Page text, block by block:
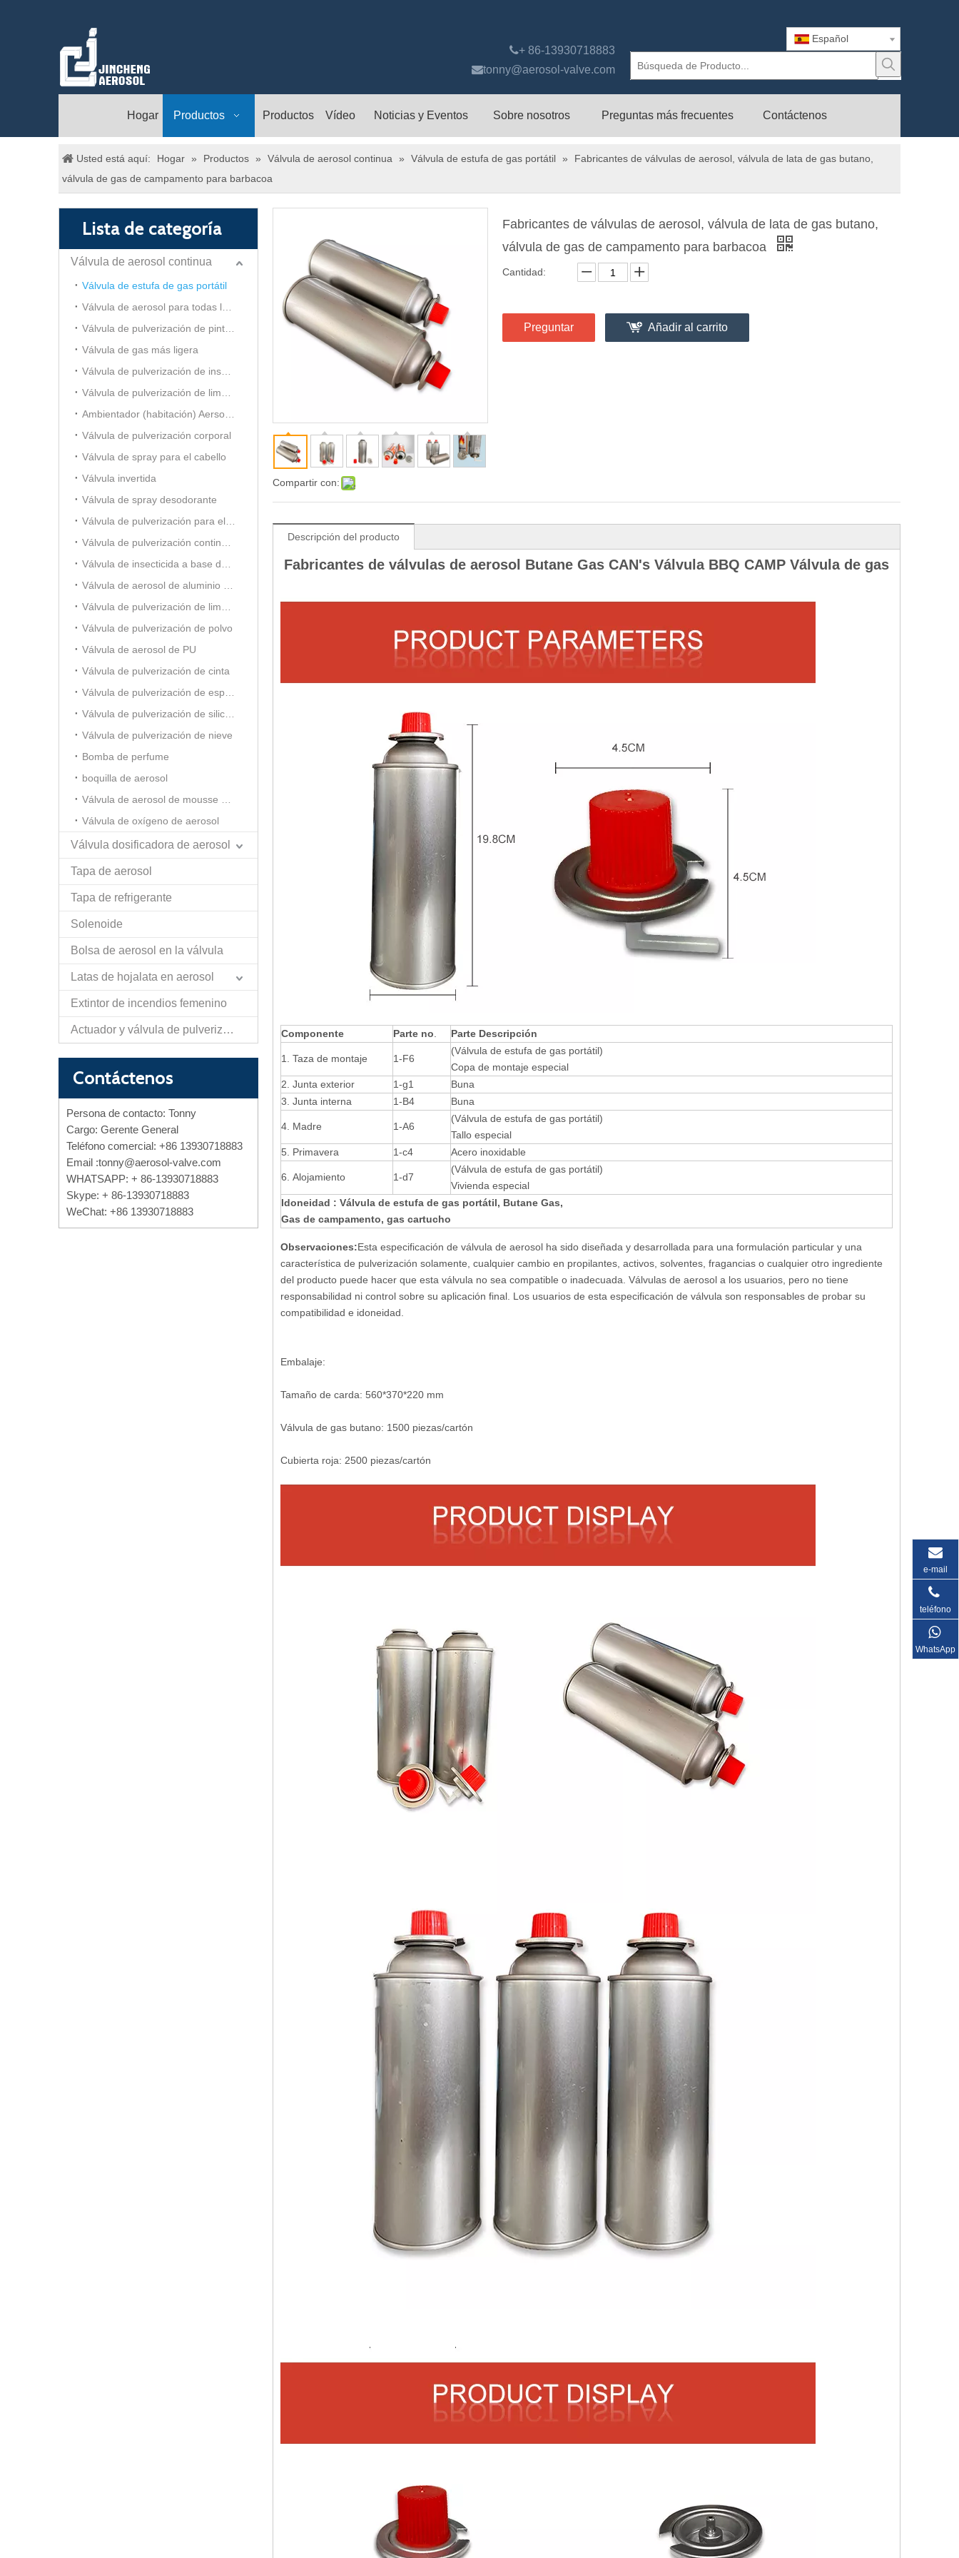
+ 86-13930718883
tonny@aerosol-valve.com
Español
Hogar Productos Productos Vídeo Noticias y Eventos Sobre nosotros Preguntas más frecuentes Contáctenos
Usted está aquí: Hogar » Productos » Válvula de aerosol continua » Válvula de estufa de gas portátil »
Fabricantes de válvulas de aerosol, válvula de lata de gas butano,
válvula de gas de campamento para barbacoa
Lista de categoría
Válvula de aerosol continua
Válvula de estufa de gas portátil
Válvula de gas más ligera
Válvula de pulverización corporal
Válvula de spray para el cabello
Válvula invertida
Válvula de spray desodorante
Válvula de pulverización de polvo
Válvula de aerosol de PU
Válvula de pulverización de cinta
Válvula de pulverización de nieve
Bomba de perfume
boquilla de aerosol
Válvula de oxígeno de aerosol
Válvula dosificadora de aerosol
Tapa de aerosol
Tapa de refrigerante
Solenoide
Bolsa de aerosol en la válvula
Latas de hojalata en aerosol
Extintor de incendios femenino
Actuador y válvula de pulverización de papel de autodefensa
Contáctenos
Persona de contacto: Tonny
Cargo: Gerente General
Teléfono comercial: +86 13930718883
Email :tonny@aerosol-valve.com
WHATSAPP: + 86-13930718883
Skype: + 86-13930718883
WeChat: +86 13930718883
Compartir con:
Fabricantes de válvulas de aerosol, válvula de lata de gas butano,
válvula de gas de campamento para barbacoa
Cantidad:
Preguntar Añadir al carrito
Descripción del producto
Fabricantes de válvulas de aerosol Butane Gas CAN's Válvula BBQ CAMP Válvula de gas
Componente Parte no Parte Descripción
1. Taza de montaje 1-F6
(Válvula de estufa de gas portátil)
Copa de montaje especial
2. Junta exterior
1-g1
Buna
3. Junta interna
1-B4 Buna
4. Madre 1-A6
(Válvula de estufa de gas portátil)
Tallo especial
5. Primavera
1-c4 Acero inoxidable
6. Alojamiento 1-d7
(Válvula de estufa de gas portátil)
Vivienda especial
Idoneidad : Válvula de estufa de gas portátil, Butane Gas,
Gas de campamento, gas cartucho
Observaciones:Esta especificación de válvula de aerosol ha sido diseñada y desarrollada para una formulación particular y una
característica de pulverización solamente, cualquier cambio en propilantes, activos, solventes, fragancias o cualquier otro ingrediente
del producto puede hacer que esta válvula no sea compatible o inadecuada. Válvulas de aerosol a los usuarios, pero no tiene
responsabilidad ni control sobre su aplicación final. Los usuarios de esta especificación de válvula son responsables de probar su
compatibilidad e idoneidad.
Embalaje:
Tamaño de carda: 560*370*220 mm
Válvula de gas butano: 1500 piezas/cartón
Cubierta roja: 2500 piezas/cartón
e-mail
teléfono
WhatsApp